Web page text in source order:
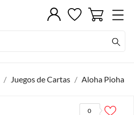
Juegos de Cartas Aloha Pioha
0